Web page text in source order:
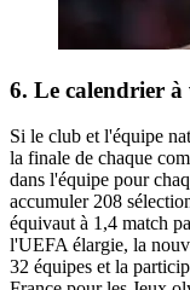
6. Le calendrier à
Si le club et l'équipe
la finale de chaque
dans l'équipe pour
accumuler 208
équivaut à 1,4 match
l'UEFA élargie, la
32 équipes et la